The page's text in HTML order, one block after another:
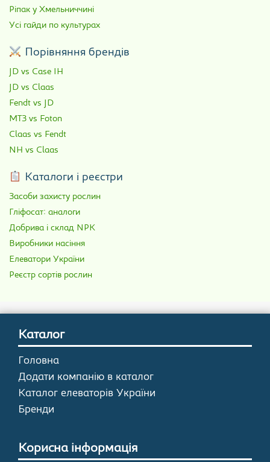
Ріпак у Хмельниччині
Усі гайди по культурах
Порівняння брендів
JD vs Case IH
JD vs Claas
Fendt vs JD
МТЗ vs Foton
Claas vs Fendt
NH vs Claas
Каталоги і реєстри
Засоби захисту рослин
Гліфосат: аналоги
Добрива і склад NPK
Виробники насіння
Елеватори України
Реєстр сортів рослин
Каталог
Головна
Додати компанію в каталог
Каталог елеваторів України
Бренди
Корисна інформація